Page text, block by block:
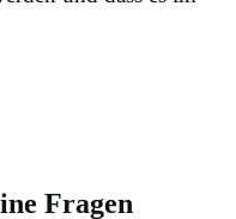
Fragen